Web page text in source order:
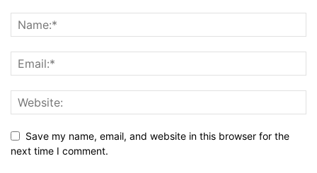
Save my name, email, and website in this browser for the
next time I comment.